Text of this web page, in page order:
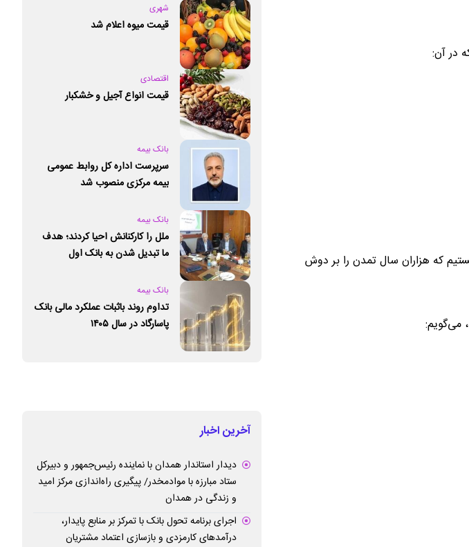
در آن:
که هزاران سال تمدن را بر دوش
می‌گویم:
شهری
قیمت میوه اعلام شد
اقتصادی
قیمت انواع آجیل و خشکبار
بانک بیمه
سرپرست اداره کل روابط عمومی
بیمه مرکزی منصوب شد
بانک بیمه
ملل را کارکنانش احیا کردند؛ هدف
ما تبدیل شدن به بانک اول
بانک بیمه
تداوم روند باثبات عملکرد مالی بانک
پاسارگاد در سال ۱۴۰۵
آخرین اخبار
دیدار استاندار همدان با نماینده رئیس‌جمهور و دبیرکل
ستاد مبارزه با موادمخدر/ پیگیری راه‌اندازی مرکز امید
و زندگی در همدان
اجرای برنامه تحول بانک با تمرکز بر منابع پایدار،
درآمدهای کارمزدی و بازسازی اعتماد مشتریان